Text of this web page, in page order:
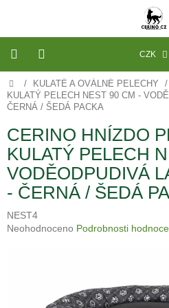
CZK
VÝROBA
NA
MÍRU
PELECHY
A
PODLOŽKY
NA
MÍRU
DO
KLECE
PROSTĚRADLA
A
Domů
/ KULATÉ A OVÁLNÉ PELECHY /
KULATÝ PELECH NEST 90 CM -
ČERNÁ / ŠEDÁ PACKA
CERINO HNÍZDO
KULATÝ PELECH
VODĚODPUDIVÁ
- ČERNÁ / ŠEDÁ
NEST4
Průměrné
Neohodnoceno Podrobnosti